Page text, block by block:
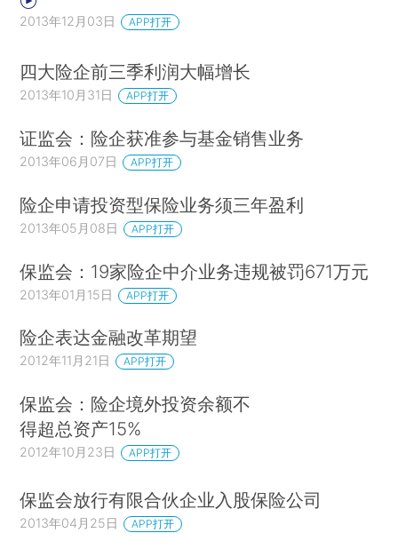
2013年12月03日 APP打开
四大险企前三季利润大幅增长
2013年10月31日 APP打开
证监会：险企获准参与基金销售业务
2013年06月07日 APP打开
险企申请投资型保险业务须三年盈利
2013年05月08日 APP打开
保监会：19家险企中介业务违规被罚671万元
2013年01月15日 APP打开
险企表达金融改革期望
2012年11月21日 APP打开
保监会：险企境外投资余额不
得超总资产15%
2012年10月23日 APP打开
保监会放行有限合伙企业入股保险公司
2013年04月25日 APP打开